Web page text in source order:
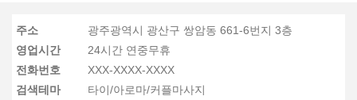
주소
광주광역시 광산구 쌍암동 661-6번지 3층
영업시간
24시간 연중무휴
전화번호
XXX-XXXX-XXXX
검색테마
타이/아로마/커플마사지